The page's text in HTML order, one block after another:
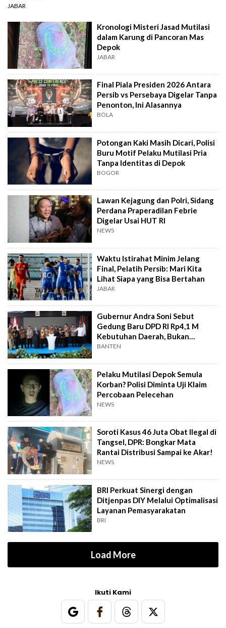
JABAR
Kronologi Misteri Jasad Mutilasi
dalam Karung di Pancoran Mas
Depok
JABAR
Final Piala Presiden 2026 Antara
Persib vs Persebaya Digelar Tanpa
Penonton, Ini Alasannya
BOLA
Potongan Kaki Masih Dicari, Polisi
Buru Motif Pelaku Mutilasi Pria
Tanpa Identitas di Depok
BOGOR
Lawan Kejagung dan Polri, Sidang
Perdana Praperadilan Febrie
Digelar Usai HUT RI
NEWS
Waktu Istirahat Minim Jelang
Final, Pelatih Persib: Mari Kita
Lihat Siapa yang Bisa Bertahan
JABAR
Gubernur Andra Soni Sebut
Gedung Baru DPD RI Rp4,1 M
Kebutuhan Daerah, Bukan
Senator
BANTEN
Pelaku Mutilasi Depok Semula
Korban? Polisi Diminta Uji Klaim
Percobaan Pelecehan
NEWS
Soroti Kasus 46 Juta Obat Ilegal di
Tangsel, DPR: Bongkar Mata
Rantai Distribusi Sampai ke Akar!
NEWS
BRI Perkuat Sinergi dengan
Ditjenpas DIY Melalui Optimalisasi
Layanan Pemasyarakatan
BRI
Load More
Ikuti Kami